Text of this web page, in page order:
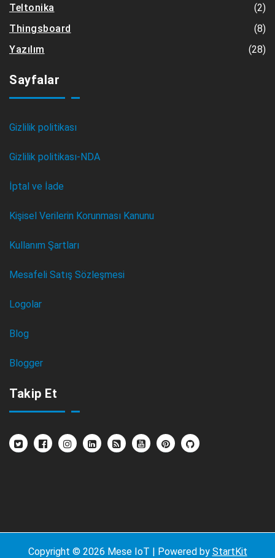
Teltonika
(2)
Thingsboard
(8)
Yazılım
(28)
Sayfalar
Gizlilik politikası
Gizlilik politikası-NDA
İptal ve İade
Kişisel Verilerin Korunması Kanunu
Kullanım Şartları
Mesafeli Satış Sözleşmesi
Logolar
Blog
Blogger
Takip Et
Copyright © 2026 Mese IoT | Powered by StartKit